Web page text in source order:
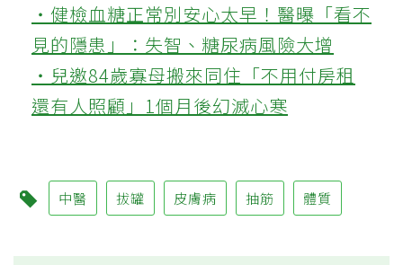
‧健檢血糖正常別安心太早！醫曝「看不
見的隱患」：失智、糖尿病風險大增
‧兒邀84歲寡母搬來同住「不用付房租
還有人照顧」1個月後幻滅心寒
中醫 拔罐 皮膚病 抽筋 體質